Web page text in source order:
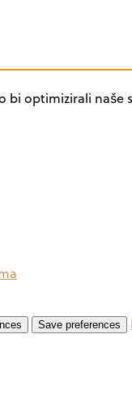
bi optimizirali
Save preferences